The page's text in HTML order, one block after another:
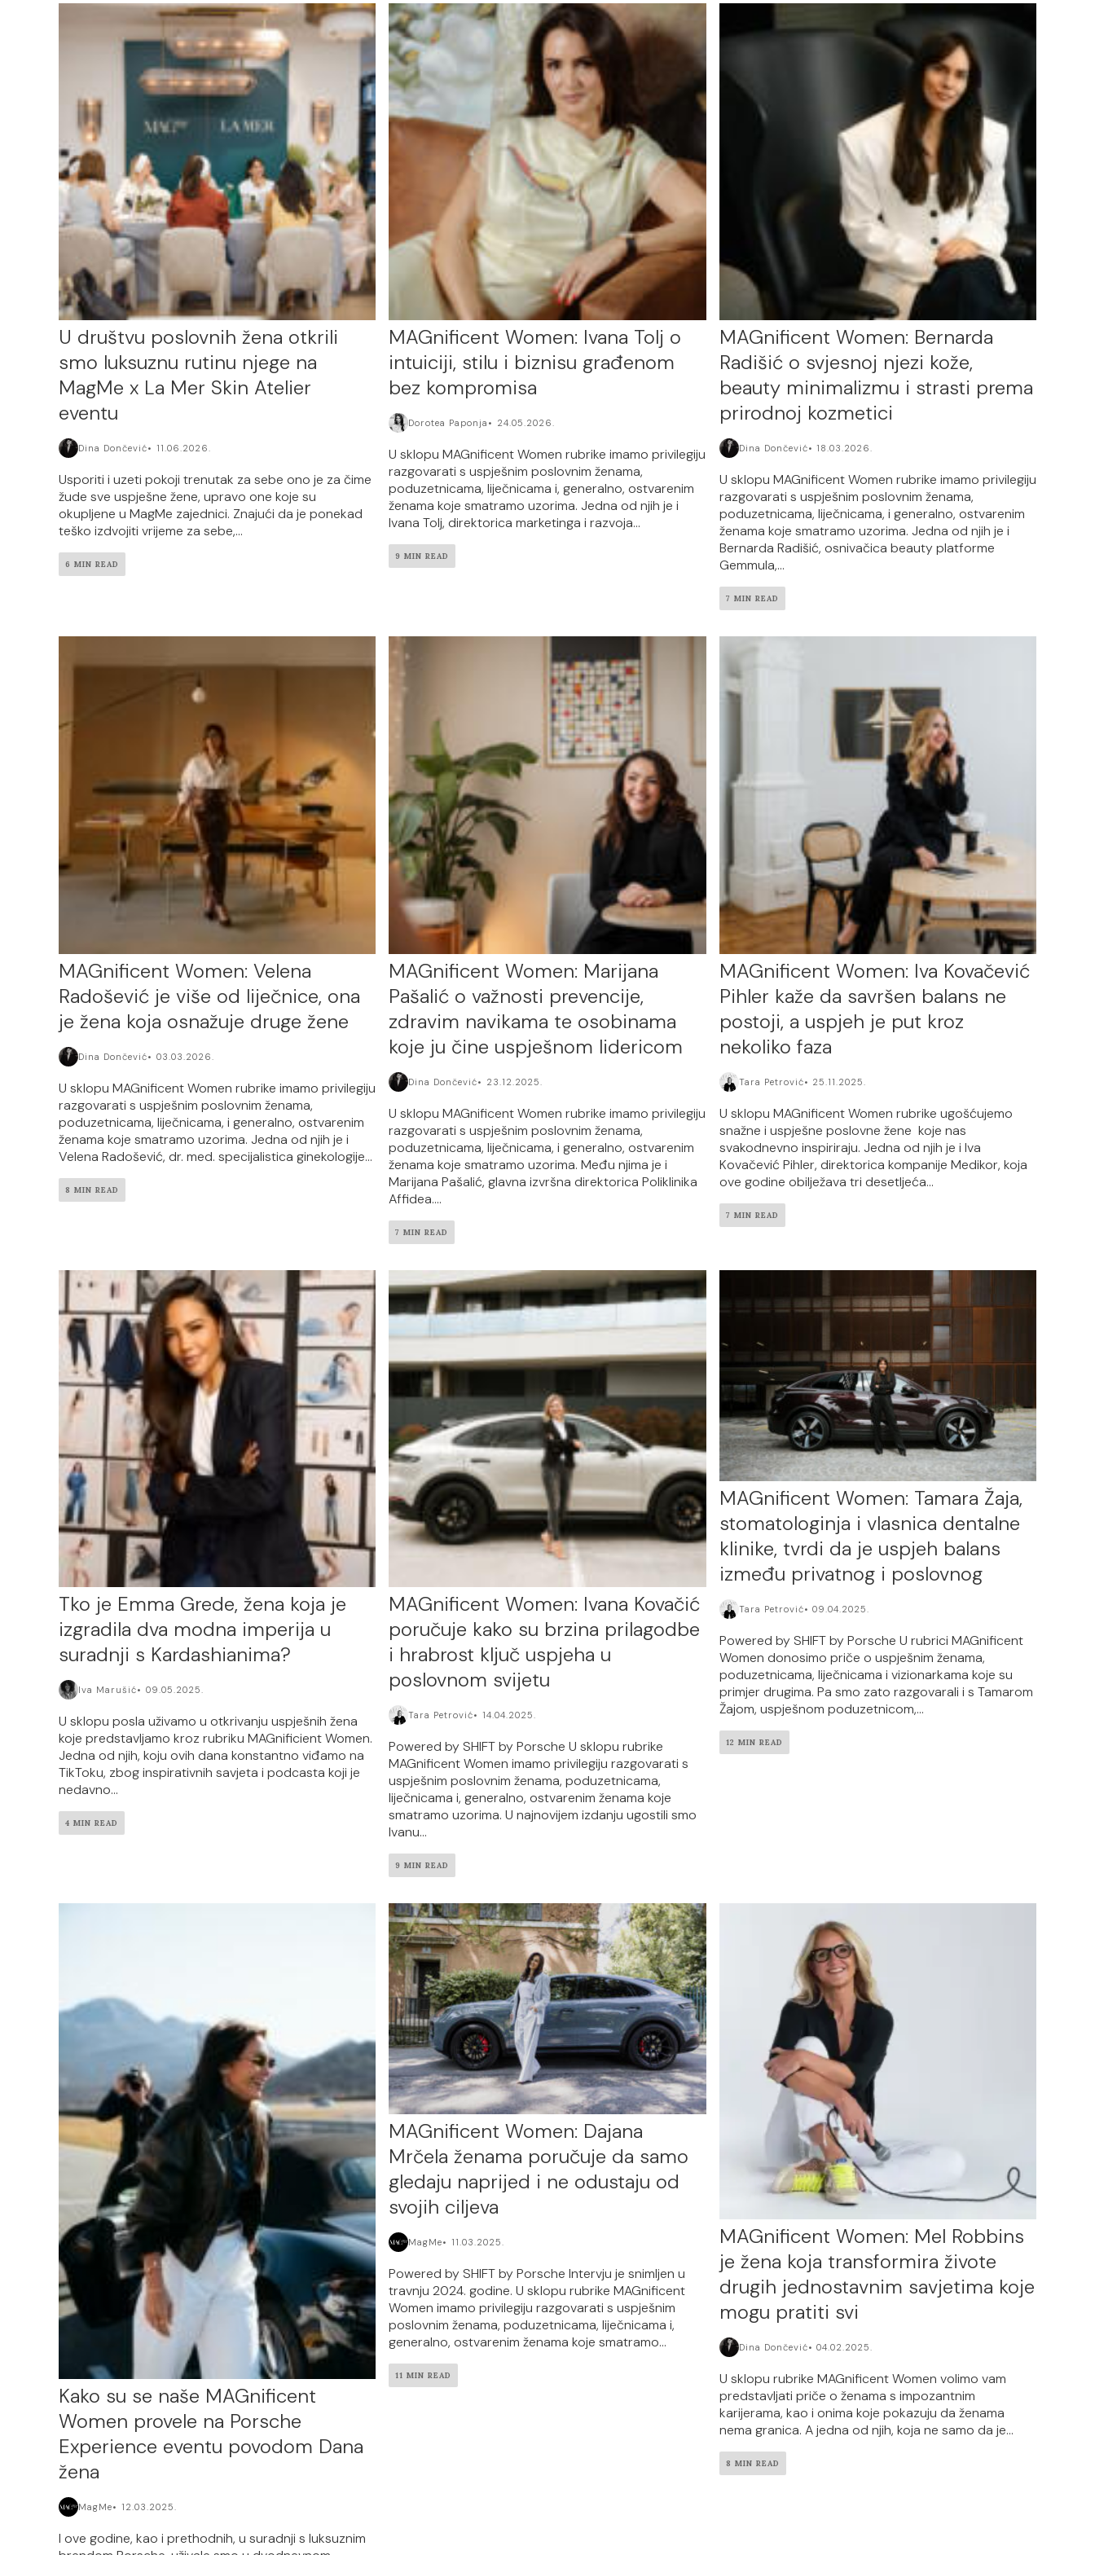
U društvu poslovnih žena otkrili
smo luksuznu rutinu njege na
MagMe x La Mer Skin Atelier
eventu
Dina Dončević 11.06.2026.
Usporiti i uzeti pokoji trenutak za sebe ono je za čime
žude sve uspješne žene, upravo one koje su
okupljene u MagMe zajednici. Znajući da je ponekad
teško izdvojiti vrijeme za sebe,...
6 MIN READ
MAGnificent Women: Ivana Tolj o
intuiciji, stilu i biznisu građenom
bez kompromisa
Dorotea Paponja 24.05.2026.
U sklopu MAGnificent Women rubrike imamo privilegiju
razgovarati s uspješnim poslovnim ženama,
poduzetnicama, liječnicama i, generalno, ostvarenim
ženama koje smatramo uzorima. Jedna od njih je i
Ivana Tolj, direktorica marketinga i razvoja...
9 MIN READ
MAGnificent Women: Bernarda
Radišić o svjesnoj njezi kože,
beauty minimalizmu i strasti prema
prirodnoj kozmetici
Dina Dončević 18.03.2026.
U sklopu MAGnificent Women rubrike imamo privilegiju
razgovarati s uspješnim poslovnim ženama,
poduzetnicama, liječnicama, i generalno, ostvarenim
ženama koje smatramo uzorima. Jedna od njih je i
Bernarda Radišić, osnivačica beauty platforme
Gemmula,...
7 MIN READ
MAGnificent Women: Velena
Radošević je više od liječnice, ona
je žena koja osnažuje druge žene
Dina Dončević 03.03.2026.
U sklopu MAGnificent Women rubrike imamo privilegiju
razgovarati s uspješnim poslovnim ženama,
poduzetnicama, liječnicama, i generalno, ostvarenim
ženama koje smatramo uzorima. Jedna od njih je i
Velena Radošević, dr. med. specijalistica ginekologije...
8 MIN READ
MAGnificent Women: Marijana
Pašalić o važnosti prevencije,
zdravim navikama te osobinama
koje ju čine uspješnom lidericom
Dina Dončević 23.12.2025.
U sklopu MAGnificent Women rubrike imamo privilegiju
razgovarati s uspješnim poslovnim ženama,
poduzetnicama, liječnicama, i generalno, ostvarenim
ženama koje smatramo uzorima. Među njima je i
Marijana Pašalić, glavna izvršna direktorica Poliklinika
Affidea....
7 MIN READ
MAGnificent Women: Iva Kovačević
Pihler kaže da savršen balans ne
postoji, a uspjeh je put kroz
nekoliko faza
Tara Petrović 25.11.2025.
U sklopu MAGnificent Women rubrike ugošćujemo
snažne i uspješne poslovne žene koje nas
svakodnevno inspiriraju. Jedna od njih je i Iva
Kovačević Pihler, direktorica kompanije Medikor, koja
ove godine obilježava tri desetljeća...
7 MIN READ
Tko je Emma Grede, žena koja je
izgradila dva modna imperija u
suradnji s Kardashianima?
Iva Marušić 09.05.2025.
U sklopu posla uživamo u otkrivanju uspješnih žena
koje predstavljamo kroz rubriku MAGnificient Women.
Jedna od njih, koju ovih dana konstantno viđamo na
TikToku, zbog inspirativnih savjeta i podcasta koji je
nedavno...
4 MIN READ
MAGnificent Women: Ivana Kovačić
poručuje kako su brzina prilagodbe
i hrabrost ključ uspjeha u
poslovnom svijetu
Tara Petrović 14.04.2025.
Powered by SHIFT by Porsche U sklopu rubrike
MAGnificent Women imamo privilegiju razgovarati s
uspješnim poslovnim ženama, poduzetnicama,
liječnicama i, generalno, ostvarenim ženama koje
smatramo uzorima. U najnovijem izdanju ugostili smo
Ivanu...
9 MIN READ
MAGnificent Women: Tamara Žaja,
stomatologinja i vlasnica dentalne
klinike, tvrdi da je uspjeh balans
između privatnog i poslovnog
Tara Petrović 09.04.2025.
Powered by SHIFT by Porsche U rubrici MAGnificent
Women donosimo priče o uspješnim ženama,
poduzetnicama, liječnicama i vizionarkama koje su
primjer drugima. Pa smo zato razgovarali i s Tamarom
Žajom, uspješnom poduzetnicom,...
12 MIN READ
Kako su se naše MAGnificent
Women provele na Porsche
Experience eventu povodom Dana
žena
MagMe 12.03.2025.
I ove godine, kao i prethodnih, u suradnji s luksuznim
MAGnificent Women: Dajana
Mrčela ženama poručuje da samo
gledaju naprijed i ne odustaju od
svojih ciljeva
MagMe 11.03.2025.
Powered by SHIFT by Porsche Intervju je snimljen u
travnju 2024. godine. U sklopu rubrike MAGnificent
Women imamo privilegiju razgovarati s uspješnim
poslovnim ženama, poduzetnicama, liječnicama i,
generalno, ostvarenim ženama koje smatramo...
11 MIN READ
MAGnificent Women: Mel Robbins
je žena koja transformira živote
drugih jednostavnim savjetima koje
mogu pratiti svi
Dina Dončević 04.02.2025.
U sklopu rubrike MAGnificent Women volimo vam
predstavljati priče o ženama s impozantnim
karijerama, kao i onima koje pokazuju da ženama
nema granica. A jedna od njih, koja ne samo da je...
8 MIN READ